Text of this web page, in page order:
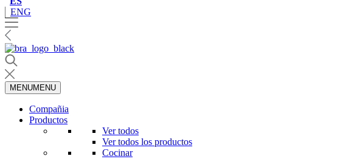
ENG
MENUMENU
Compañia
Productos
Ver todos
Ver todos los productos
Cocinar